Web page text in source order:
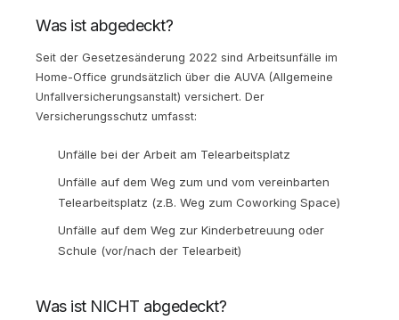
Was ist abgedeckt?
Seit der Gesetzesänderung 2022 sind Arbeitsunfälle im
Home-Office grundsätzlich über die AUVA (Allgemeine
Unfallversicherungsanstalt) versichert. Der
Versicherungsschutz umfasst:
Unfälle bei der Arbeit am Telearbeitsplatz
Unfälle auf dem Weg zum und vom vereinbarten
Telearbeitsplatz (z.B. Weg zum Coworking Space)
Unfälle auf dem Weg zur Kinderbetreuung oder
Schule (vor/nach der Telearbeit)
Was ist NICHT abgedeckt?